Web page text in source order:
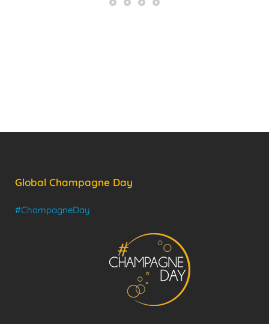
Global Champagne Day
#ChampagneDay